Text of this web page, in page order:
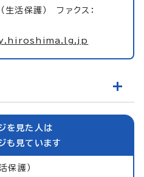
活保護） ファクス：
を見た人は
も見ています
保護）